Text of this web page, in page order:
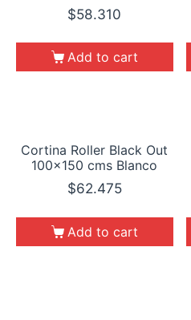
$58.310
Add to cart
Cortina Roller Black Out
100×150 cms Blanco
$62.475
Add to cart